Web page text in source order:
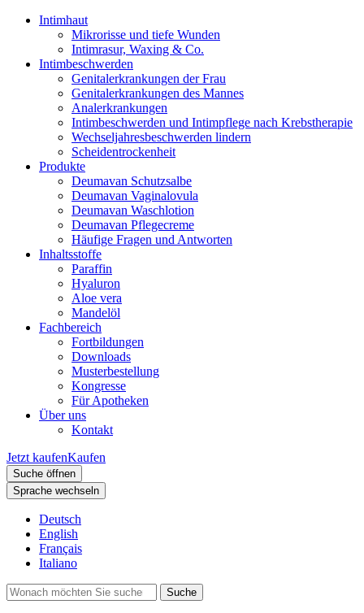
Intimhaut
Mikrorisse und tiefe Wunden
Intimrasur, Waxing & Co.
Intimbeschwerden
Genitalerkrankungen der Frau
Genitalerkrankungen des Mannes
Analerkrankungen
Intimbeschwerden und Intimpflege nach Krebstherapie
Wechseljahresbeschwerden lindern
Scheidentrockenheit
Produkte
Deumavan Schutzsalbe
Deumavan Vaginalovula
Deumavan Waschlotion
Deumavan Pflegecreme
Häufige Fragen und Antworten
Inhaltsstoffe
Paraffin
Hyaluron
Aloe vera
Mandelöl
Fachbereich
Fortbildungen
Downloads
Musterbestellung
Kongresse
Für Apotheken
Über uns
Kontakt
Jetzt kaufenKaufen
Suche öffnen
Sprache wechseln
Deutsch
English
Français
Italiano